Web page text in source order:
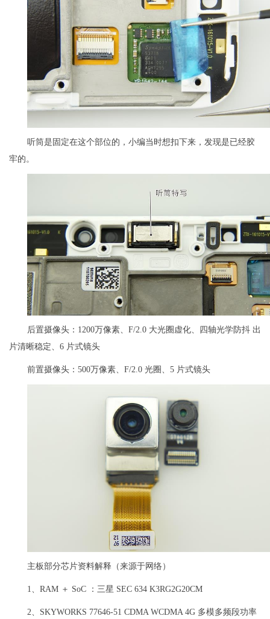
听筒是固定在这个部位的，小编当时想扣下来，发现是已经胶
牢的。
后置摄像头：1200万像素、F/2.0 大光圈虚化、四轴光学防抖 出
片清晰稳定、6 片式镜头
前置摄像头：500万像素、F/2.0 光圈、5 片式镜头
主板部分芯片资料解释（来源于网络）
1、RAM ＋ SoC ：三星 SEC 634 K3RG2G20CM
2、SKYWORKS 77646-51 CDMA WCDMA 4G 多模多频段功率